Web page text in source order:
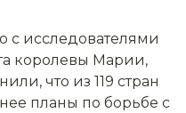
с исследователями
королевы Марии,
что из 119 стран
планы по борьбе с